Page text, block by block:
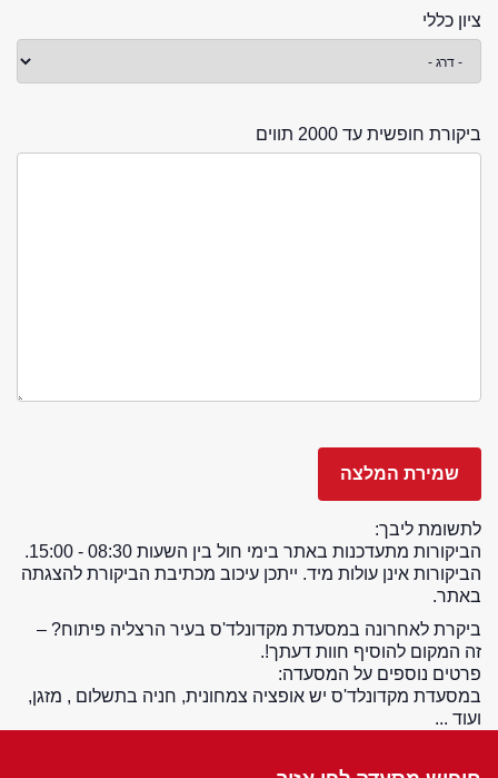
ציון כללי
ביקורת חופשית עד 2000 תווים
לתשומת ליבך:
הביקורות מתעדכנות באתר בימי חול בין השעות 08:30 - 15:00.
הביקורות אינן עולות מיד. ייתכן עיכוב מכתיבת הביקורת להצגתה
באתר.
ביקרת לאחרונה במסעדת מקדונלד'ס בעיר הרצליה פיתוח? –
זה המקום להוסיף חוות דעתך!.
פרטים נוספים על המסעדה:
במסעדת מקדונלד'ס יש אופציה צמחונית, חניה בתשלום , מזגן,
ועוד ...